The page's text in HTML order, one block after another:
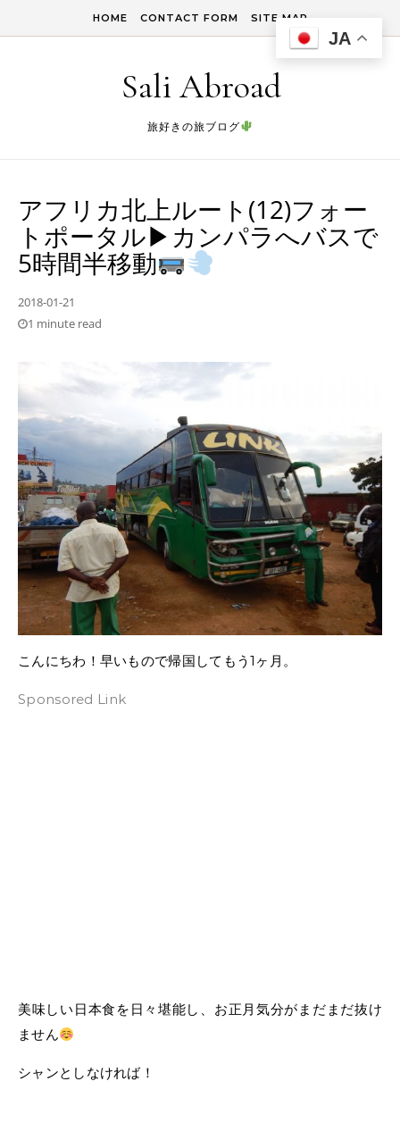
HOME CONTACT FORM SITE MAP
Sali Abroad
旅好きの旅ブログ
アフリカ北上ルート(12)フォー
トポータル▶︎カンパラへバスで
5時間半移動
2018-01-21
1 minute read
こんにちわ！早いもので帰国してもう1ヶ月。
Sponsored Link
美味しい日本食を日々堪能し、お正月気分がまだまだ抜け
ません
シャンとしなければ！
JA